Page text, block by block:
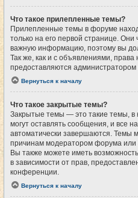
Что такое прилепленные темы?
Прилепленные темы в форуме
только на его первой странице.
важную информацию, поэтому вы
Так же, как и с объявлениями,
предоставляются
Вернуться к началу
Что такое закрытые темы?
Закрытые темы — это такие темы, в
могут оставлять сообщения, и все
автоматически завершаются. Темы
причинам модератором форума
Вы также можете иметь
в зависимости от прав,
конференции.
Вернуться к началу